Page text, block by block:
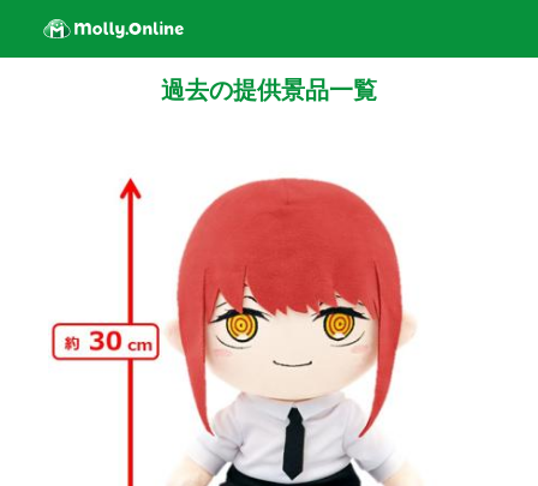
過去の提供景品一覧